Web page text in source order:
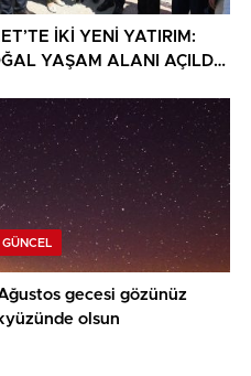
İKİ YENİ YATIRIM:
YAŞAM ALANI AÇILDI,
GÜNCEL
gecesi gözünüz
olsun